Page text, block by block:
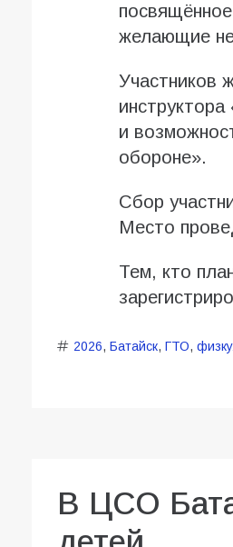
желающие
Участников
и
обороне».
Сбор
Место
Тем, кто
2026, Батайск, ГТО,
В ЦСО